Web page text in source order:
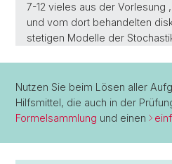
7-12 vieles aus der Vorlesung
und vom dort behandelten
stetigen Modelle der
Nutzen Sie beim Lösen aller
Hilfsmittel, die auch in der
Formelsammlung und einen